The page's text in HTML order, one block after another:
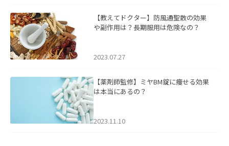
【教えてドクター】防風通聖散の効果
や副作用は？長期服用は危険なの？
2023.07.27
【薬剤師監修】ミヤBM錠に痩せる効果
は本当にあるの？
2023.11.10